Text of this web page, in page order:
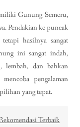
Gunung Semeru,
Pendakian ke puncak
hasilnya sangat
ini sangat indah,
lembah, dan bahkan
pengalaman
yang tepat.
Terbaik